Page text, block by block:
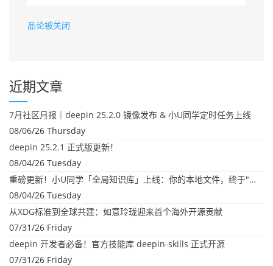
品论被关闭
近期文章
7月社区月报｜deepin 25.2.0 镜像发布 & 小U同学定时任务上线
08/06/26 Thursday
deepin 25.2.1 正式版更新！
08/04/26 Tuesday
重磅更新！小U同学「全局知识库」上线：你的本地文件，终于"活"起来了
08/04/26 Tuesday
从XDG标准到全球共建：如意玲珑迎来首个海外开源贡献
07/31/26 Friday
deepin 开发者必备！官方技能库 deepin-skills 正式开源
07/31/26 Friday